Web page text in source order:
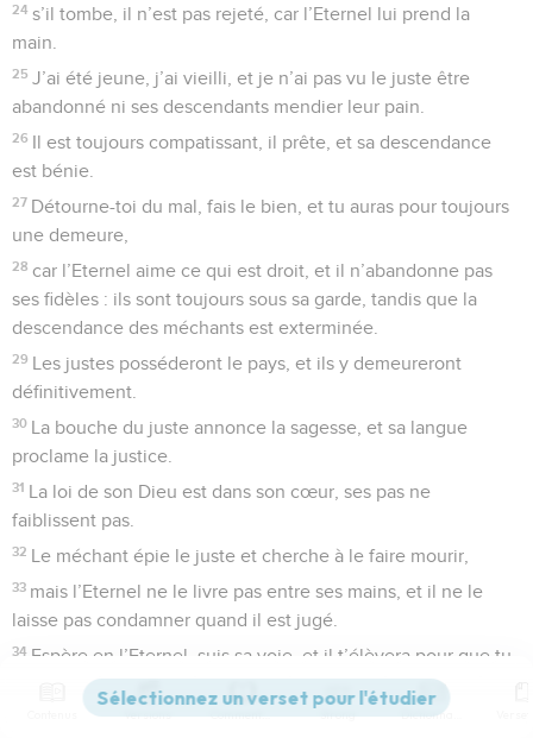
24 s’il tombe, il n’est pas rejeté, car l’Eternel lui prend la
main.
25 J’ai été jeune, j’ai vieilli, et je n’ai pas vu le juste être
abandonné ni ses descendants mendier leur pain.
26 Il est toujours compatissant, il prête, et sa descendance
est bénie.
27 Détourne-toi du mal, fais le bien, et tu auras pour toujours
une demeure,
28 car l’Eternel aime ce qui est droit, et il n’abandonne pas
ses fidèles : ils sont toujours sous sa garde, tandis que la
descendance des méchants est exterminée.
29 Les justes posséderont le pays, et ils y demeureront
définitivement.
30 La bouche du juste annonce la sagesse, et sa langue
proclame la justice.
31 La loi de son Dieu est dans son cœur, ses pas ne
faiblissent pas.
32 Le méchant épie le juste et cherche à le faire mourir,
33 mais l’Eternel ne le livre pas entre ses mains, et il ne le
laisse pas condamner quand il est jugé.
34 Espère en l’Eternel, suis sa voie, et il t’élèvera pour que tu
possèdes le pays, tandis que tu verras les méchants
exterminés.
Versions Commentaires Strong